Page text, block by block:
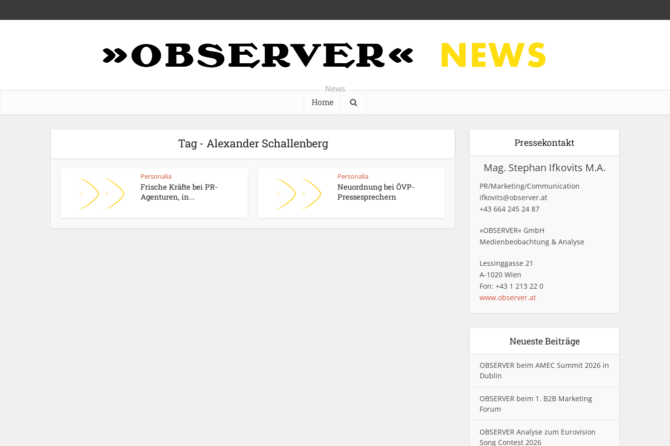
News
Home
Tag - Alexander Schallenberg
Personalia
Frische Kräfte bei PR-
Agenturen, in...
Personalia
Neuordnung bei ÖVP-
Pressesprechern
Pressekontakt
Mag. Stephan Ifkovits M.A.
PR/Marketing/Communication
ifkovits@observer.at
+43 664 245 24 87
»OBSERVER« GmbH
Medienbeobachtung & Analyse
Lessinggasse 21
A-1020 Wien
Fon: +43 1 213 22 0
www.observer.at
Neueste Beiträge
OBSERVER beim AMEC Summit 2026 in
Dublin
OBSERVER beim 1. B2B Marketing
Forum
OBSERVER Analyse zum Eurovision
Song Contest 2026